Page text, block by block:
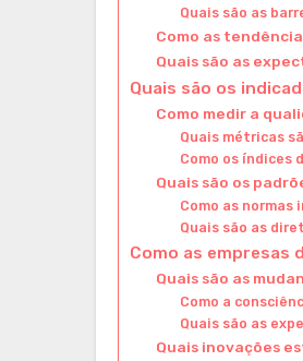
Quais são as
Como as
Quais são as
Quais são os
Como medir a
Quais métricas
Como os índices
Quais são os
Como as
Quais são as
Como as empresas
Quais são as
Como a
Quais são as
Quais inovações